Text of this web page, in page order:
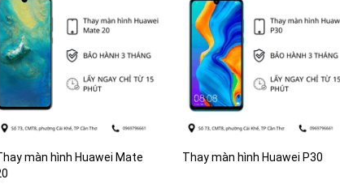
màn hình Huawei Mate
Thay màn hình Huawei P30